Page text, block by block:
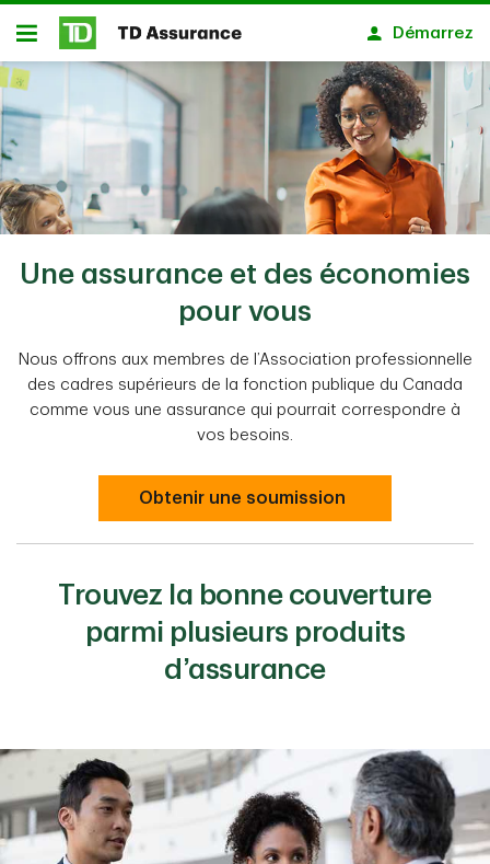
Passer au contenu principal
Ouvert
Démarrez
Une assurance et des économies
pour vous
Nous offrons aux membres de l’Association professionnelle
des cadres supérieurs de la fonction publique du Canada
comme vous une assurance qui pourrait correspondre à
vos besoins.
Obtenir une soumission
Trouvez la bonne couverture
parmi plusieurs produits
d’assurance